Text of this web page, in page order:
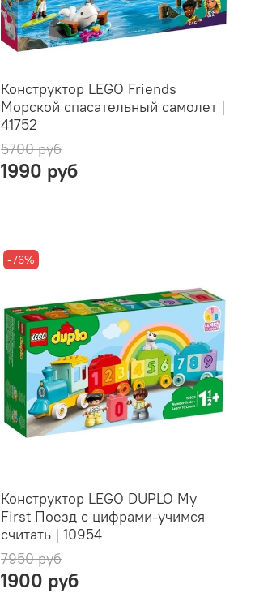
Конструктор LEGO Friends
Морской спасательный самолет |
41752
5700 руб
1990 руб
-76%
Конструктор LEGO DUPLO My
First Поезд с цифрами-учимся
считать | 10954
7950 руб
1900 руб